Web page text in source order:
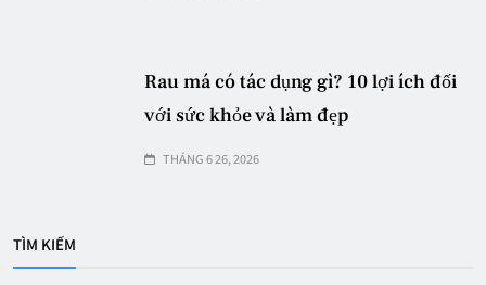
Rau má có tác dụng gì? 10 lợi ích đối
với sức khỏe và làm đẹp
THÁNG 6 26, 2026
TÌM KIẾM